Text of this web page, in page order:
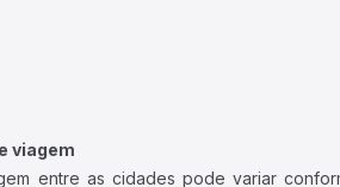
viagem
entre as cidades pode variar